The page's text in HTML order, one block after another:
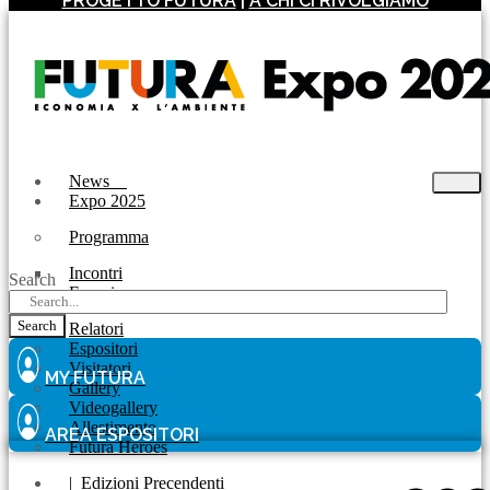
News
Expo 2025
Programma
Incontri
Experience
Relatori
Espositori
Visitatori
Gallery
Videogallery
Allestimento
Futura Heroes
| Edizioni Precendenti
Search
Search
MY FUTURA
AREA ESPOSITORI